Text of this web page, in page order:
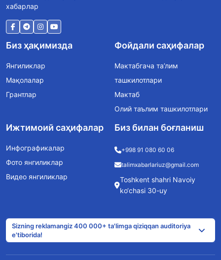
хабарлар
Биз ҳақимизда
Янгиликлар
Мақолалар
Грантлар
Фойдали саҳифалар
Мактабгача та’лим
ташкилотлари
Мактаб
Олий таълим ташкилотлари
Ижтимоий саҳифалар
Инфографикалар
Фото янгиликлар
Видео янгиликлар
Биз билан боғланиш
+998 91 080 60 06
talimxabarlariuz@gmail.com
Toshkent shahri Navoiy
ko‘chasi 30-uy
Sizning reklamangiz 400 000+ ta'limga qiziqqan auditoriya
e'tiborida!